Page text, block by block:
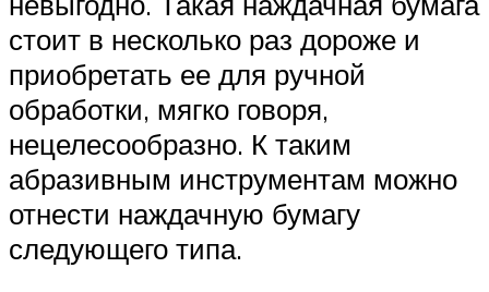
стоит в несколько раз дороже и
приобретать ее для ручной
обработки, мягко говоря,
нецелесообразно. К таким
абразивным инструментам можно
отнести наждачную бумагу
следующего типа.